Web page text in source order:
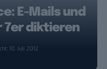
E-Mails und
7er diktieren
10. Juli 2012